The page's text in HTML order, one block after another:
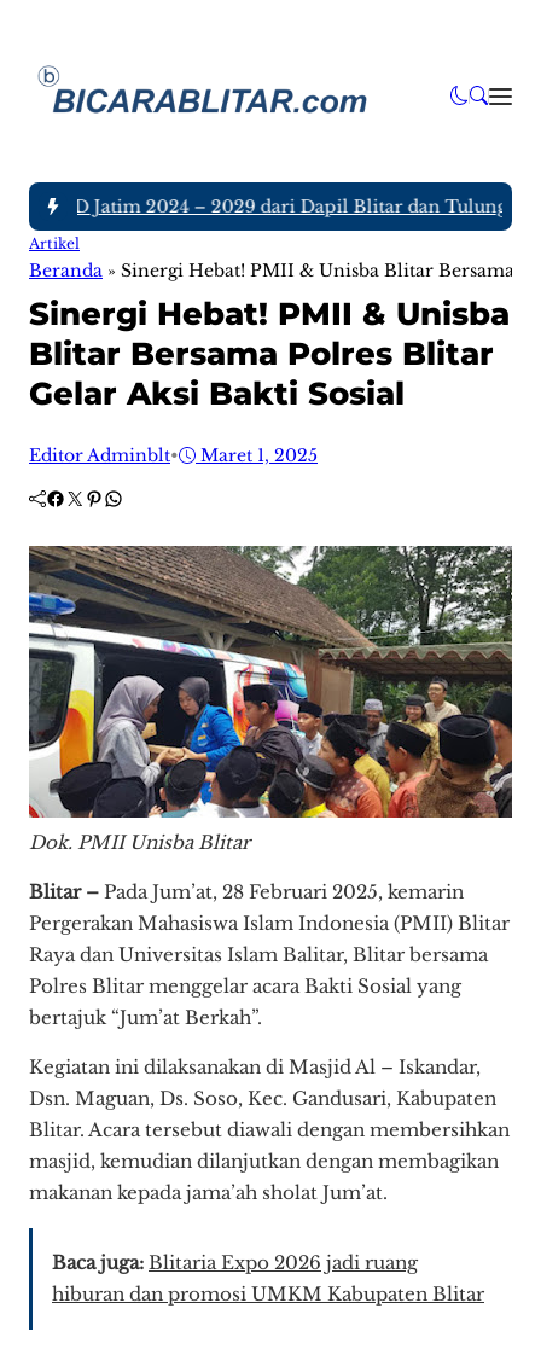
DPRD Jatim 2024 – 2029 dari Dapil Blitar dan Tulungagung,
Artikel
Beranda » Sinergi Hebat! PMII & Unisba Blitar Bersama
Sinergi Hebat! PMII & Unisba
Blitar Bersama Polres Blitar
Gelar Aksi Bakti Sosial
Editor Adminblt• Maret 1, 2025
Facebook Twitter Pinterest WhatsApp
Dok. PMII Unisba Blitar
Blitar – Pada Jum’at, 28 Februari 2025, kemarin
Pergerakan Mahasiswa Islam Indonesia (PMII) Blitar
Raya dan Universitas Islam Balitar, Blitar bersama
Polres Blitar menggelar acara Bakti Sosial yang
bertajuk “Jum’at Berkah”.
Kegiatan ini dilaksanakan di Masjid Al – Iskandar,
Dsn. Maguan, Ds. Soso, Kec. Gandusari, Kabupaten
Blitar. Acara tersebut diawali dengan membersihkan
masjid, kemudian dilanjutkan dengan membagikan
makanan kepada jama’ah sholat Jum’at.
Baca juga: Blitaria Expo 2026 jadi ruang
hiburan dan promosi UMKM Kabupaten Blitar